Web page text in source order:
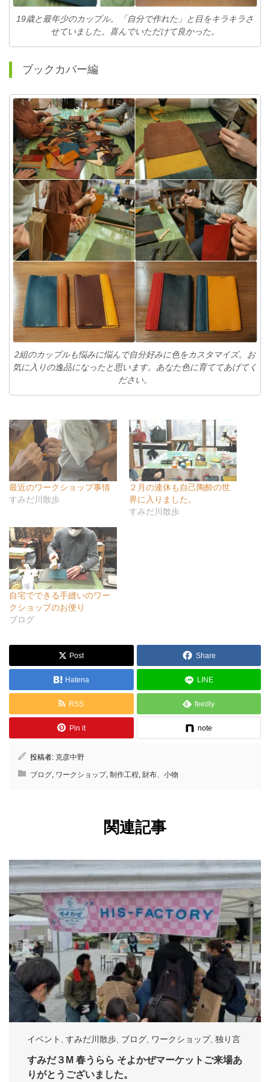
19歳と最年少のカップル。「自分で作れた」と目をキラキラさ
せていました。喜んでいただけて良かった。
ブックカバー編
2組のカップルも悩みに悩んで自分好みに色をカスタマイズ。お
気に入りの逸品になったと思います。あなた色に育ててあげてく
ださい。
最近のワークショップ事情
すみだ川散歩
２月の連休も自己陶酔の世
界に入りました。
すみだ川散歩
自宅でできる手縫いのワー
クショップのお便り
ブログ
Post Share
Hatena LINE
RSS feedly
Pin it note
投稿者: 克彦中野
ブログ ワークショップ, 制作工程 財布、小物
関連記事
イベント , すみだ川散歩, ブログ, ワークショップ, 独り言
すみだ３M 春うらら そよかぜマーケットご来場あ
りがとうございました。